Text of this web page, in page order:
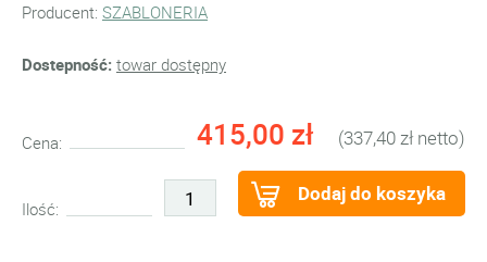
Producent: SZABLONERIA
Dostepność: towar dostępny
Cena: 415,00 zł (337,40 zł netto)
Ilość:
Dodaj do koszyka